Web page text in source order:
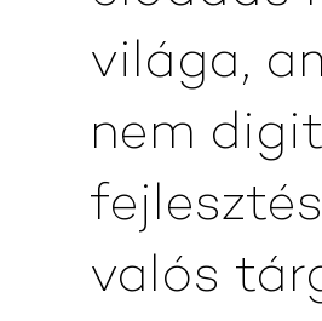
világa,
nem
valós